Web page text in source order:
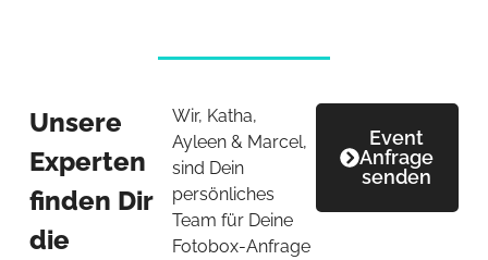
Unsere
Experten
finden Dir
die
Wir, Katha,
Ayleen & Marcel,
sind Dein
persönliches
Team für Deine
Fotobox-Anfrage
Event
Anfrage
senden